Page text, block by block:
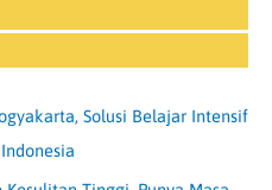
Solusi Belajar Intensif